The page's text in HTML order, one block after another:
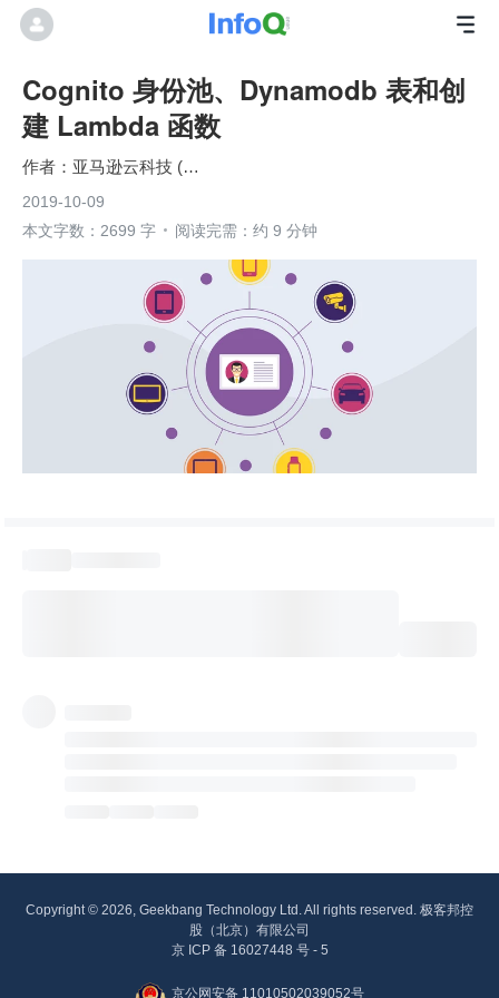
Cognito 身份池、Dynamodb 表和创
建 Lambda 函数
亚马逊云科技 (Amazon Web Services）
2019-10-09
本文字数：2699 字
阅读完需：约 9 分钟
Copyright © 2026, Geekbang Technology Ltd. All rights reserved. 极客邦控
股（北京）有限公司
京 ICP 备 16027448 号 - 5
京公网安备 11010502039052号